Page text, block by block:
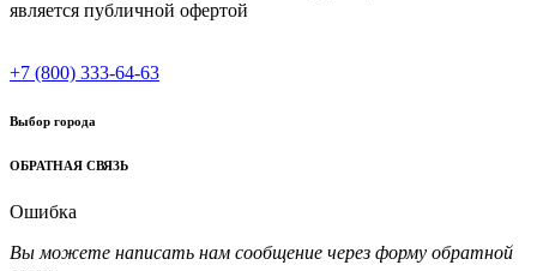
является публичной офертой
+7 (800) 333-64-63
Выбор города
ОБРАТНАЯ СВЯЗЬ
Ошибка
Вы можете написать нам сообщение через форму обратной